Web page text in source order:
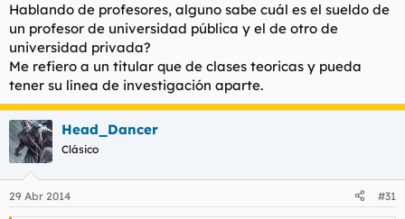
Hablando de profesores, alguno sabe cuál es el sueldo de
un profesor de universidad pública y el de otro de
universidad privada?
Me refiero a un titular que de clases teoricas y pueda
tener su línea de investigación aparte.
Head_Dancer
Clásico
29 Abr 2014 #31